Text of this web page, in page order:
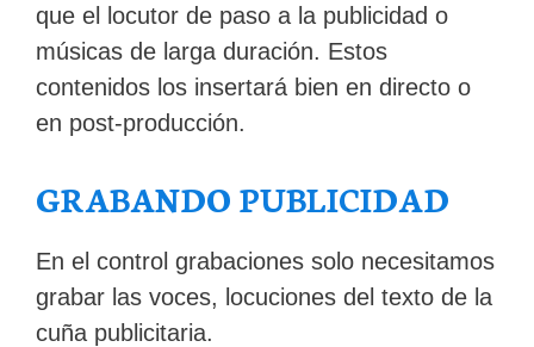
que el locutor de paso a la publicidad o
músicas de larga duración. Estos
contenidos los insertará bien en directo o
en post-producción.
GRABANDO PUBLICIDAD
En el control grabaciones solo necesitamos
grabar las voces, locuciones del texto de la
cuña publicitaria.